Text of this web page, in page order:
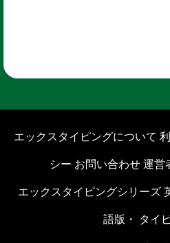
エックスタイピングについて
シー お問い合わせ 運営
エックスタイピングシリーズ
語版 ・ タイ